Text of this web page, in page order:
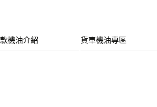
機油介紹 貨車機油專區